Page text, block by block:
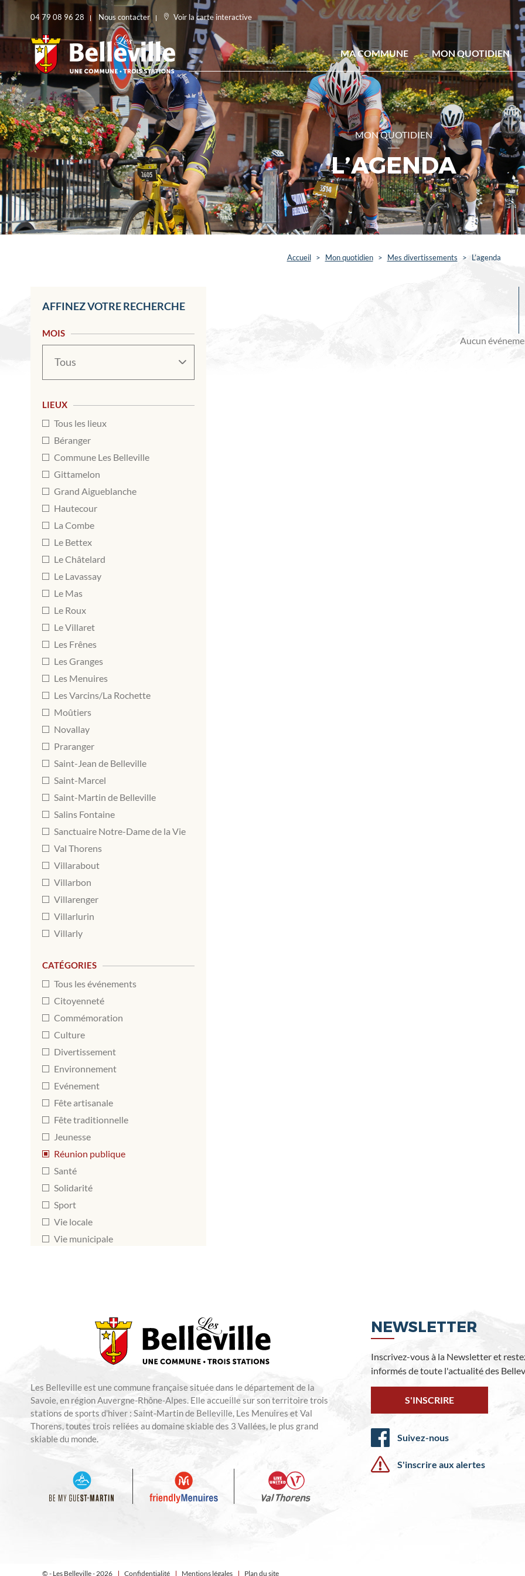
04 79 08 96 28 Nous contacter Voir la carte interactive
MA COMMUNE MON QUOTIDIEN
MON QUOTIDIEN
L’AGENDA
Accueil > Mon quotidien > Mes divertissements > L’agenda
Aucun
AFFINEZ VOTRE RECHERCHE
MOIS
LIEUX
Tous les lieux
Béranger
Commune Les Belleville
Gittamelon
Grand Aigueblanche
Hautecour
La Combe
Le Bettex
Le Châtelard
Le Lavassay
Le Mas
Le Roux
Le Villaret
Les Frênes
Les Granges
Les Menuires
Les Varcins/La Rochette
Moûtiers
Novallay
Praranger
Saint-Jean de Belleville
Saint-Marcel
Saint-Martin de Belleville
Salins Fontaine
Sanctuaire Notre-Dame de la Vie
Val Thorens
Villarabout
Villarbon
Villarenger
Villarlurin
Villarly
CATÉGORIES
Tous les événements
Citoyenneté
Commémoration
Culture
Divertissement
Environnement
Evénement
Fête artisanale
Fête traditionnelle
Jeunesse
Réunion publique
Santé
Solidarité
Sport
Vie locale
Vie municipale
Les Belleville est une commune française située dans le département de la
Savoie, en région Auvergne-Rhône-Alpes. Elle accueille sur son territoire trois
stations de sports d'hiver : Saint-Martin de Belleville, Les Menuires et Val
Thorens, toutes trois reliées au domaine skiable des 3 Vallées, le plus grand
skiable du monde.
NEWSLETTER
Inscrivez-vous à la Newsletter et
informés de toute l'actualité des
S'INSCRIRE
Suivez-nous
S'inscrire aux alertes
© - Les Belleville - 2026 Confidentialité Mentions légales Plan du site